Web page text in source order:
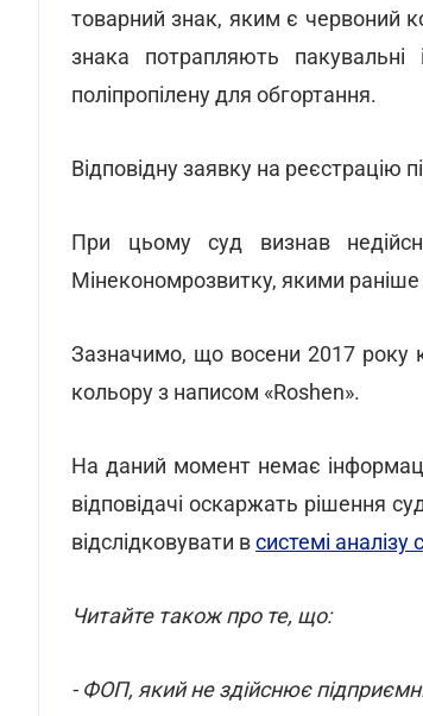
товарний знак, яким є червоний
знака потрапляють пакувальні
поліпропілену для обгортання.
Відповідну заявку на реєстрацію
При цьому суд визнав
Мінекономрозвитку, якими раніше
Зазначимо, що восени 2017 року
кольору з написом «Roshen».
На даний момент немає
відповідачі оскаржать рішення
відслідковувати всистемі аналізу
Читайте також про те, що:
- ФОП, який не здійснює